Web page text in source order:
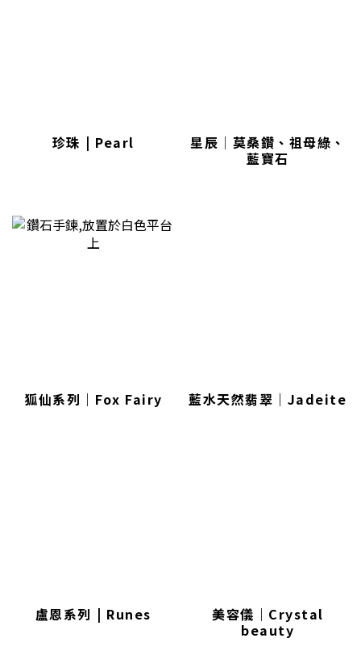
珍珠 | Pearl
星辰│莫桑鑽、祖母綠、
藍寶石
狐仙系列｜Fox Fairy 藍水天然翡翠｜Jadeite
盧恩系列 | Runes
美容儀｜Crystal
beauty